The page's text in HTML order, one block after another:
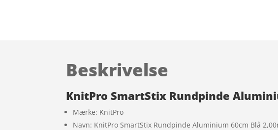
Beskrivelse
KnitPro SmartStix Rundpinde
Mærke: KnitPro
Navn: KnitPro SmartStix Rundpinde Aluminium 60cm Blå